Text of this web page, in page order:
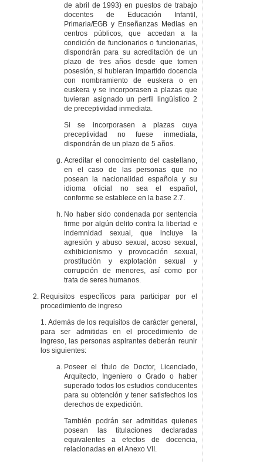
de abril de 1993) en puestos de trabajo
docentes de Educación Infantil,
Primaria/EGB y Enseñanzas Medias en
centros públicos, que accedan a la
condición de funcionarios o funcionarias,
dispondrán para su acreditación de un
plazo de tres años desde que tomen
posesión, si hubieran impartido docencia
con nombramiento de euskera o en
euskera y se incorporasen a plazas que
tuvieran asignado un perfil lingüístico 2
de preceptividad inmediata.
Si se incorporasen a plazas cuya
preceptividad no fuese inmediata,
dispondrán de un plazo de 5 años.
Acreditar el conocimiento del castellano,
en el caso de las personas que no
posean la nacionalidad española y su
idioma oficial no sea el español,
conforme se establece en la base 2.7.
No haber sido condenada por sentencia
firme por algún delito contra la libertad e
indemnidad sexual, que incluye la
agresión y abuso sexual, acoso sexual,
exhibicionismo y provocación sexual,
prostitución y explotación sexual y
corrupción de menores, así como por
trata de seres humanos.
Requisitos específicos para participar por el
procedimiento de ingreso
1. Además de los requisitos de carácter general,
para ser admitidas en el procedimiento de
ingreso, las personas aspirantes deberán reunir
los siguientes:
Poseer el título de Doctor, Licenciado,
Arquitecto, Ingeniero o Grado o haber
superado todos los estudios conducentes
para su obtención y tener satisfechos los
derechos de expedición.
También podrán ser admitidas quienes
posean las titulaciones declaradas
equivalentes a efectos de docencia,
relacionadas en el Anexo VII.